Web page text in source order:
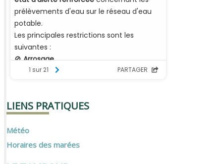
LIENS PRATIQUES
Météo
Horaires des marées